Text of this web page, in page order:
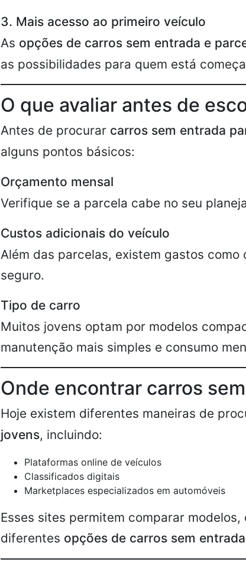
3. Mais acesso ao primeiro veículo
As opções de carros sem entrada e
as possibilidades para quem está
O que avaliar antes de
Antes de procurar carros sem entrada
alguns pontos básicos:
Orçamento mensal
Verifique se a parcela cabe no seu
Custos adicionais do veículo
Além das parcelas, existem gastos
seguro.
Tipo de carro
Muitos jovens optam por modelos
manutenção mais simples e consumo
Onde encontrar carros
Hoje existem diferentes maneiras de
jovens, incluindo:
Plataformas online de veículos
Classificados digitais
Marketplaces especializados em automóveis
Esses sites permitem comparar
diferentes opções de carros sem